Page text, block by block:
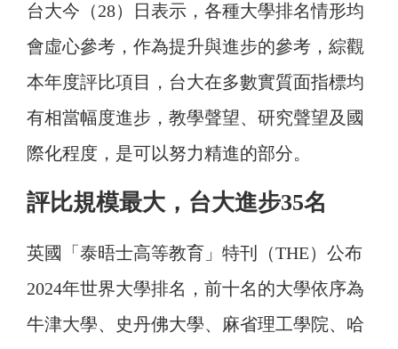
台大今（28）日表示，各種大學排名情形均
會虛心參考，作為提升與進步的參考，綜觀
本年度評比項目，台大在多數實質面指標均
有相當幅度進步，教學聲望、研究聲望及國
際化程度，是可以努力精進的部分。
評比規模最大，台大進步35名
英國「泰晤士高等教育」特刊（THE）公布
2024年世界大學排名，前十名的大學依序為
牛津大學、史丹佛大學、麻省理工學院、哈